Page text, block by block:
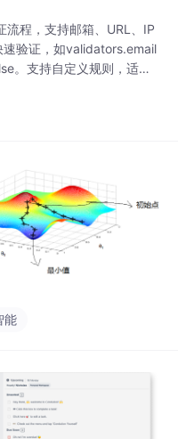
程，支持邮箱、URL、IP
速验证，如validators.email
。支持自定义规则，适合
validators），是
能